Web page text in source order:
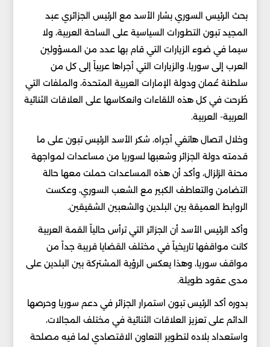
بحث الرئيس السوري بشار الأسد مع الرئيس الجزائري عبد
المجيد تبون التطورات السياسية على الساحة العربية، ولا
سيما في ضوء الزيارات التي قام بها عدد من المسؤولين
العرب إلى سوريا، والزيارات التي أجراها عربياً إلى كل من
سلطنة عُمان ودولة الإمارات العربية المتحدة، والملفات التي
طُرحت في كل هذه اللقاءات وانعكاسها على العلاقات الثنائية
العربية- العربية.
وخلال اتصال هاتفي أجراه، شكر الأسد الرئيس تبون على ما
قدمته دولة الجزائر وشعبها لسوريا من مساعدات لمواجهة
محنة الزلزال، وأكد أن هذه المساعدات حملت معها حالة
التضامن والتعاطف الكبير مع الشعب السوري، وعكست
الروابط العميقة بين البلدين والشعبين الشقيقين.
وأكد الرئيس الأسد أن الجزائر التي ترأس حالياً القمة العربية
كانت مواقفها تاريخياً في مختلف القضايا قريبة جداً من
مواقف سوريا، وهذا يعكس الرؤية المشتركة بين البلدين على
مدى عقود طويلة.
بدوره أكد الرئيس تبون استمرار الجزائر في دعم سوريا وحرصها
الدائم على تعزيز العلاقات الثنائية في مختلف المجالات،
واستعداد بلاده لتطوير التعاون الاقتصادي لما فيه مصلحة